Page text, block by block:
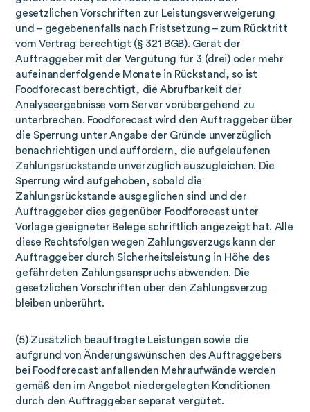
gesetzlichen Vorschriften zur Leistungsverweigerung
und – gegebenenfalls nach Fristsetzung – zum Rücktritt
vom Vertrag berechtigt (§ 321 BGB). Gerät der
Auftraggeber mit der Vergütung für 3 (drei) oder mehr
aufeinanderfolgende Monate in Rückstand, so ist
Foodforecast berechtigt, die Abrufbarkeit der
Analyseergebnisse vom Server vorübergehend zu
unterbrechen. Foodforecast wird den Auftraggeber über
die Sperrung unter Angabe der Gründe unverzüglich
benachrichtigen und auffordern, die aufgelaufenen
Zahlungsrückstände unverzüglich auszugleichen. Die
Sperrung wird aufgehoben, sobald die
Zahlungsrückstande ausgeglichen sind und der
Auftraggeber dies gegenüber Foodforecast unter
Vorlage geeigneter Belege schriftlich angezeigt hat. Alle
diese Rechtsfolgen wegen Zahlungsverzugs kann der
Auftraggeber durch Sicherheitsleistung in Höhe des
gefährdeten Zahlungsanspruchs abwenden. Die
gesetzlichen Vorschriften über den Zahlungsverzug
bleiben unberührt.
(5) Zusätzlich beauftragte Leistungen sowie die
aufgrund von Änderungswünschen des Auftraggebers
bei Foodforecast anfallenden Mehraufwände werden
gemäß den im Angebot niedergelegten Konditionen
durch den Auftraggeber separat vergütet.